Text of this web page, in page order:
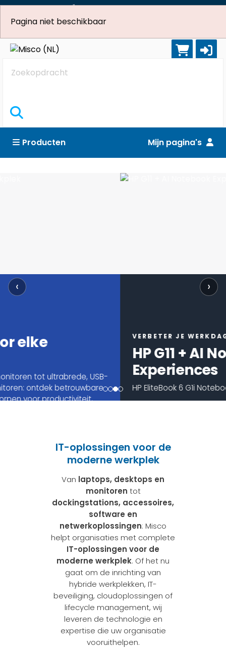
088-6444100
sales@misco.nl
English
Dutch
Zoekopdracht
Producten Mijn pagina's
Pagina niet beschikbaar
VERBETER JE WERKDAG
HP G11 + AI Notebook
Experiences
HP EliteBook 6 G1i Notebook AI
‹ ›
IT-oplossingen voor de
moderne werkplek
Van laptops, desktops en
monitoren tot
dockingstations, accessoires,
software en
netwerkoplossingen: Misco
helpt organisaties met complete
IT-oplossingen voor de
moderne werkplek. Of het nu
gaat om de inrichting van
hybride werkplekken, IT-
beveiliging, cloudoplossingen of
lifecycle management, wij
leveren de technologie en
expertise die uw organisatie
vooruithelpen.